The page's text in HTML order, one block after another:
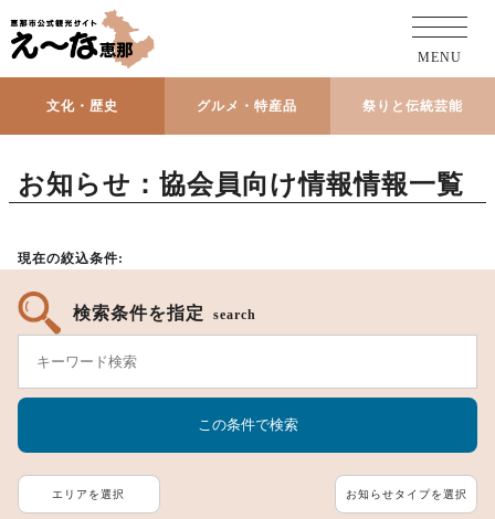
文化・歴史 グルメ・特産品 祭りと伝統芸能
MENU
お知らせ：協会員向け情報情報一覧
現在の絞込条件:
検索条件を指定 search
エリアを選択 お知らせタイプを選択